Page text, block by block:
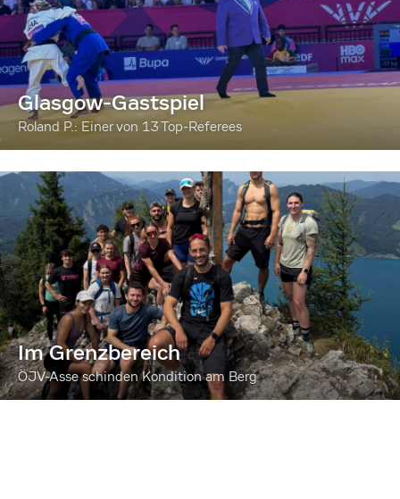
Glasgow-Gastspiel
Roland P.: Einer von 13 Top-Referees
Im Grenzbereich
ÖJV-Asse schinden Kondition am Berg